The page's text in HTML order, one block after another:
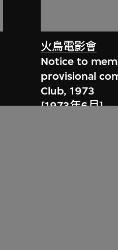
火鳥電影會
Notice to
provisional
Club, 1973
[1973年6月]